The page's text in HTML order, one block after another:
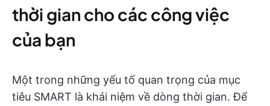
thời gian cho các công việc
của bạn
Một trong những yếu tố quan trọng của mục
tiêu SMART là khái niệm về dòng thời gian. Để